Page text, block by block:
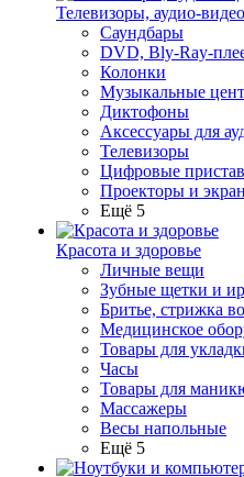
Телевизоры, аудио-
Саундбары
DVD, Bly-Ray-
Колонки
Музыкальные
Диктофоны
Аксессуары для
Телевизоры
Цифровые
Проекторы и
Ещё 5
Красота и здоровье
Личные вещи
Зубные щетки и
Бритье, стрижка
Медицинское
Товары для
Часы
Товары для
Массажеры
Весы напольные
Ещё 5